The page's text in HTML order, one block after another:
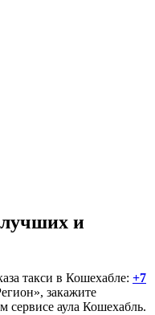
и
такси в Кошехабле: +7
закажите
сервисе аула Кошехабль.